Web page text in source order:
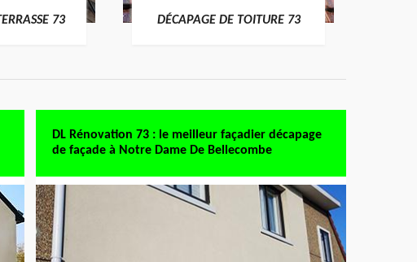
73 DÉCAPAGE DE TOITURE 73
DL Rénovation 73 : le meilleur façadier décapage
de façade à Notre Dame De Bellecombe